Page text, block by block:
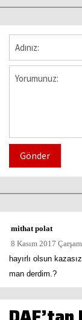
Gönder
mithat polat
8 Kasım 2017
hayırlı olsun
man derdim.?